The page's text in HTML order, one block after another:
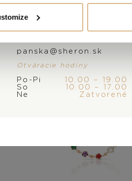
panska@sheron.sk
Otváracie hodiny
Po-Pi
10.00 – 19.00
So
10.00 – 17.00
Ne
Zatvorené